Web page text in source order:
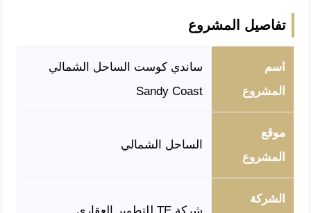
تفاصيل المشروع
اسم
المشروع
ساندي كوست الساحل الشمالي
Sandy Coast
موقع
المشروع
الساحل الشمالي
الشركة